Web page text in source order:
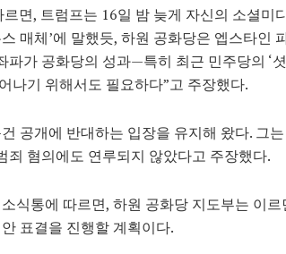
면, 트럼프는 16일 밤 늦게 자신의 소셜미
매체’에 말했듯, 하원 공화당은 엡스타인
파가 공화당의 성과—특히 최근 민주당의 ‘
나기 위해서도 필요하다”고 주장했다.
공개에 반대하는 입장을 유지해 왔다. 그
죄 혐의에도 연루되지 않았다고 주장했다.
식통에 따르면, 하원 공화당 지도부는 이
표결을 진행할 계획이다.